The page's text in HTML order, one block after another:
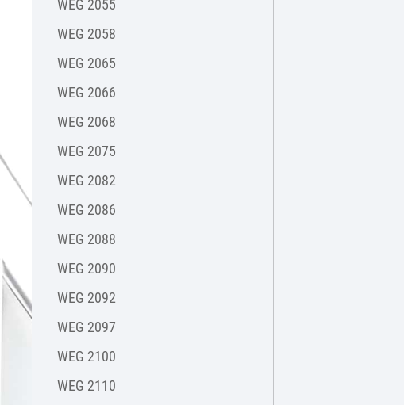
WEG 2055
WEG 2058
WEG 2065
WEG 2066
WEG 2068
WEG 2075
WEG 2082
WEG 2086
WEG 2088
WEG 2090
WEG 2092
WEG 2097
WEG 2100
WEG 2110